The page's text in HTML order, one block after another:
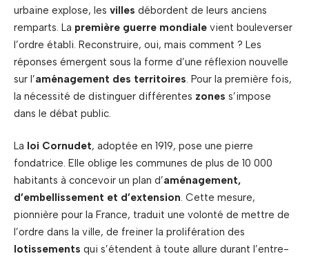
urbaine explose, les villes débordent de leurs anciens
remparts. La première guerre mondiale vient bouleverser
l’ordre établi. Reconstruire, oui, mais comment ? Les
réponses émergent sous la forme d’une réflexion nouvelle
sur l’aménagement des territoires . Pour la première fois,
la nécessité de distinguer différentes zones s’impose
dans le débat public.
La loi Cornudet, adoptée en 1919, pose une pierre
fondatrice. Elle oblige les communes de plus de 10 000
habitants à concevoir un plan d’aménagement,
d’embellissement et d’extension. Cette mesure,
pionnière pour la France, traduit une volonté de mettre de
l’ordre dans la ville, de freiner la prolifération des
lotissements qui s’étendent à toute allure durant l’entre-